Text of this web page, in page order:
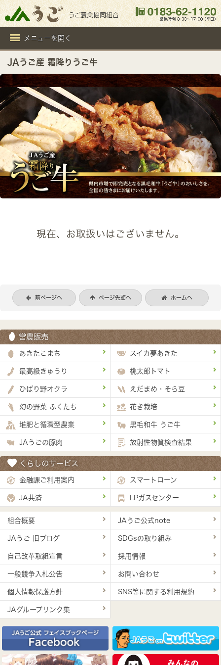
メニューを開く
JAうご産 霜降りうご牛
現在、お取扱いはございません。
前ページへ ページ先頭へ ホームへ
営農販売
あきたこまち スイカ夢あきた
最高級きゅうり 桃太郎トマト
ひばり野オクラ えだまめ・そら豆
幻の野菜 ふくたち 花き栽培
堆肥と循環型農業 黒毛和牛 うご牛
JAうごの豚肉 放射性物質検査結果
くらしのサービス
金融課ご利用案内 スマートローン
JA共済 LPガスセンター
組合概要 JAうご公式note
JAうご 旧ブログ SDGsの取り組み
自己改革取組宣言 採用情報
一般競争入札公告 お問い合わせ
個人情報保護方針 SNS等に関する利用規約
JAグループリンク集